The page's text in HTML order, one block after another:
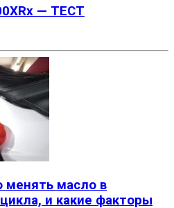
— ТЕСТ
менять масло в
и какие факторы